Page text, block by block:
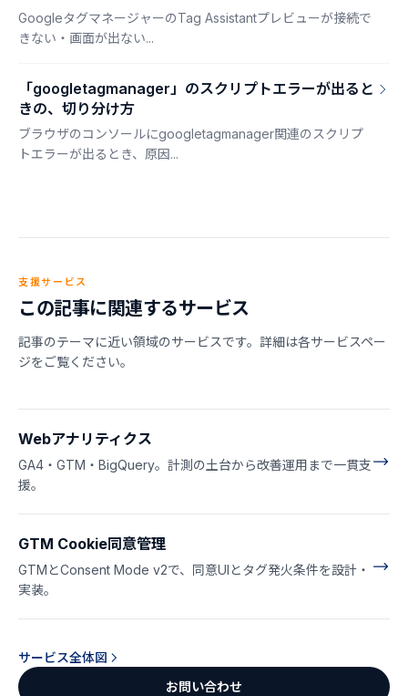
GoogleタグマネージャーのTag Assistantプレビューが接続で
きない・画面が出ない...
「googletagmanager」のスクリプトエラーが出ると
きの、切り分け方
ブラウザのコンソールにgoogletagmanager関連のスクリプ
トエラーが出るとき、原因...
支援サービス
この記事に関連するサービス
記事のテーマに近い領域のサービスです。詳細は各サービスペー
ジをご覧ください。
Webアナリティクス
GA4・GTM・BigQuery。計測の土台から改善運用まで一貫支
援。
GTM Cookie同意管理
GTMとConsent Mode v2で、同意UIとタグ発火条件を設計・
実装。
サービス全体図
お問い合わせ